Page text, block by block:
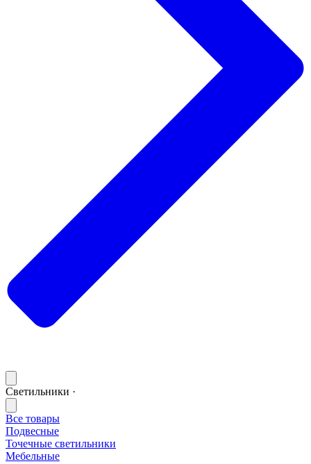
Светильники ·
Все товары
Подвесные
Точечные светильники
Мебельные